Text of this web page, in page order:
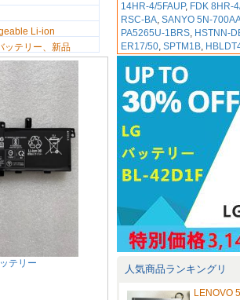
Li-ion
ッテリー、新品
テリー
14HR-4/5FAUP, FDK 8HR-
RSC-BA,SANYO 5N-
PA5265U-1BRS, HSTNN-
ER17/50,SPTM1B,
人気商品ランキングリ
LENOVO